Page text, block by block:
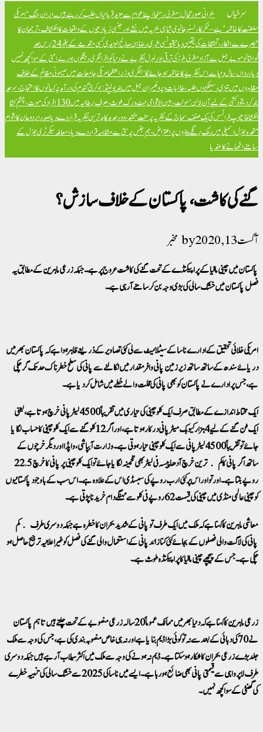
سرخیاں بحرانی صورتحال: مغربی رہنما اپنے عوام سے مزید قربانیاں طلب کر رہے ہیں۔ایران جنگ ‘امریکی
سلطنت کا خاتمہ’ ہے – ٹکر کارلسنبرطانوی شاہی بحریہ میں نشے اور جنسی زیادتیوں کے واقعات کا انکشاف، ترجمان کا
تبصرے سے انکار، تحقیقات کی یقین دہانی
تیونسی شہری رضا بن صالح الیزیدی کسی مقدمے کے بغیر 24 برس بعد
گوانتانوموبے جیل سے آزادمغربی طرز کی ترقی اور لبرل نظریے نے دنیا کو افراتفری، جنگوں اور بےامنی کے سوا کچھ نہیں
دیا، رواں سال دنیا سے اس نظریے کا خاتمہ ہو جائے گا: ہنگری وزیراعظمامریکی جامعات میں صیہونی مظالم کے خلاف
مظاہروں میں تیزی، سینکڑوں طلبہ، طالبات و پروفیسران جیل میں بندپولینڈ: یوکرینی گندم کی درآمد پر کسانوں کا احتجاج، سرحد
بند کر دی
خود کشی کے لیے آن لائن سہولت، بین الاقوامی نیٹ ورک ملوث، صرف برطانیہ میں 130 افراد کی موت، چشم کشا
انکشافاتپوپ فرانسس کی یک صنف سماج کے نظریہ پر سخت تنقید، دور جدید کا بدترین نظریہ قرار دے دیاصدر ایردوعان کا اقوام
متحدہ جنرل اسمبلی میں رنگ برنگے بینروں پر اعتراض، ہم جنس پرستی سے مشابہہ قرار دے دیا، معاملہ سیکرٹری جنرل کے
سامنے اٹھانے کا عندیا
گنے کی کاشت، پاکستان کے خلاف سازش؟
آگست 13, 2020 مخبر
پاکستان میں چینی مافیا کے پراپیگنڈے کے تحت گنے کی کاشت عروج پر ہے۔ جبکہ زرعی ماہرین کے مطابق یہ
فصل پاکستان میں خشک سالی کی بڑی وجہ بن کر سامنے آرہی ہے۔
امریکی خلائی تحقیق کے ادارے ناسا کے سیٹلائیٹ سے لی گئی تصاویر کے ذریعے ظاہر ہوا ہے کہ پاکستان بھر میں
دریائے سندھ کے ساتھ ساتھ زیر زمین پانی وافر مقدار میں نکالنے سے پانی کی سطح خطرناک حد تک گر چکی
ہے، جس پر ادارے نے پاکستان کو بھی پانی کی قلت والے خطے میں شامل کردیا ہے۔
ایک مختاط اندازے کے مطابق صرف ایک کلو چینی کی تیاری میں تقریباً 4500 لیٹر پانی خرچ ہوتا ہے، یعنی
ایک ٹن گنے کے لیے 4 ہزار کیوبک میٹر پانی درکار ہوتا ہے، اور اگر 12 کلو گنے سے ایک کلو چینی کا حساب لگایا
جائے توتقریباً 4500 لیٹر پانی سے ایک کلو چینی تیار ہوتی ہے۔ وزارت آبپاشی، واپڈا اور دیگر خرچوں کے
ساتھ اگر پانی کا کم ترین خرچ آدھا پیسہ فی لیٹر بھی تخمینہ لگایا جائے تو ایک کلو چینی پر پانی کا خرچ 22.5
روپے بنتا ہے۔ اور تو اور اس پر کئی ارب روپے کی سبسڈی اس کے علاوہ ہے۔ اس سب کے باوجود پاکستانیوں
کو چینی عالمی منڈی میں چینی کی قیمت 62 روپے فی کلو سے مہنگے دام خریدنا پڑتی ہے۔
معاشی ماہرین کا کہنا ہے کہ ملک میں ایک طرف تو پانی کے شدید بحران کا خطرہ ہے جبکہ دوسری طرف کم
پانی کی لاگت والی فصلوں کے بجائے کئی گنا زائد پانی کے استعمال والی گنے کی فصل کو غیر اعلانیہ ترجیح حاصل ہو
چکی ہے۔ جس کے پیچھے چینی مافیا کا پراپیگنڈہ ملوث ہے۔
زرعی ماہرین کا کہنا ہے کہ دنیا بھر میں ممالک عموماً 20 سالہ زرعی منصوبے کے تحت چلتے ہیں تاہم پاکستان
نے 70 کی دہائی کے بعد سے نہ تو کوئی بڑا ڈیم بنایا ہے اور نہ ہی خاص منصوبہ بندی کی ہے، جس کی وجہ سے ملک
جلد بڑے زرعی بحران کا شکار ہو سکتا ہے۔ ڈیم نہ ہونے کی وجہ سے ملک میں اکثر سیلاب آرہے ہیں جبکہ دوسری
طرف لاپرواہی سے قیمتی پانی بھی ضائع ہورہا ہے۔ ایسے میں ناسا کی 2025 سے خشک سالی کی تنبیہ خطرے
کی گھنٹی کے سوا کچھ نہیں۔